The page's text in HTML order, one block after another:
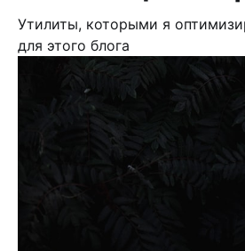
Утилиты, которыми я
для этого блога